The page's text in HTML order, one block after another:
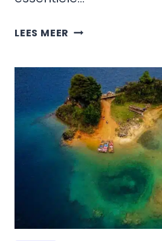
LEES MEER HOE
VAN
PALENQUE
NAAR
MISOL-
HA,
MEXICO?